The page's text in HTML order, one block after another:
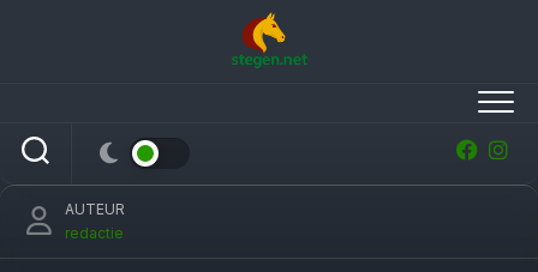
kampioenschap
AUTEUR
redactie